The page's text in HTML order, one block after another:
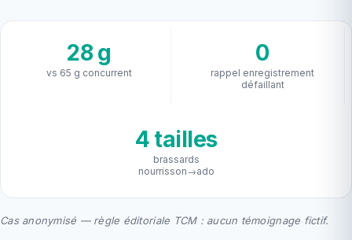
28 g
vs 65 g concurrent
0
rappel enregistrement
défaillant
4 tailles
brassards
nourrisson→ado
Cas anonymisé — règle éditoriale TCM : aucun témoignage fictif.